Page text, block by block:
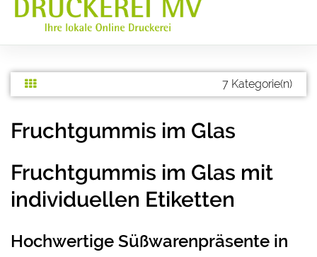
7 Kategorie(n)
Fruchtgummis im Glas
Fruchtgummis im Glas mit
individuellen Etiketten
Hochwertige Süßwarenpräsente in